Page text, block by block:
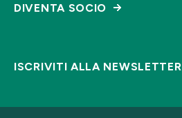
DIVENTA SOCIO
ISCRIVITI ALLA NEWSLETTER